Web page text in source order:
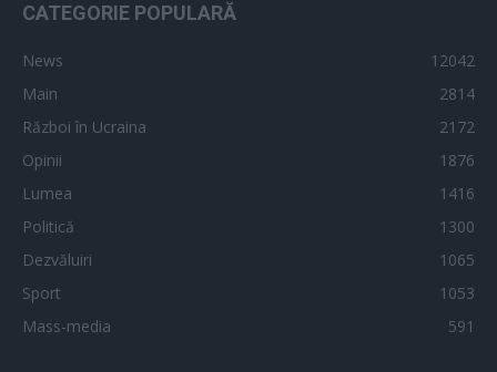
CATEGORIE POPULARĂ
News
12042
Main
2814
Război în Ucraina
2172
Opinii
1876
Lumea
1416
Politică
1300
Dezvăluiri
1065
Sport
1053
Mass-media
591